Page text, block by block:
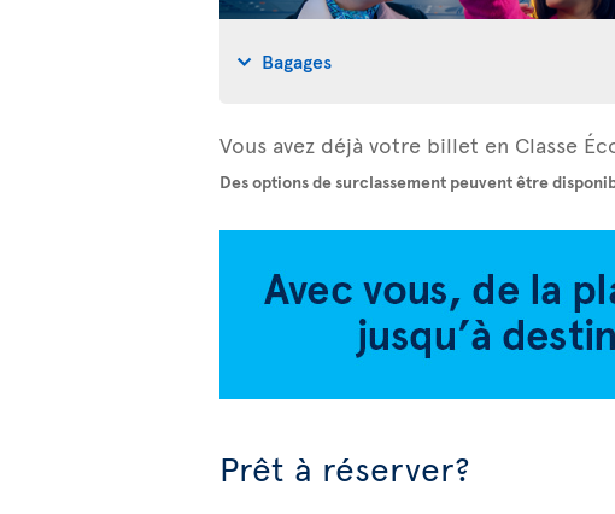
Bagages
Vous avez déjà votre billet en Classe
Des options de surclassement peuvent être
Prêt à réserver?